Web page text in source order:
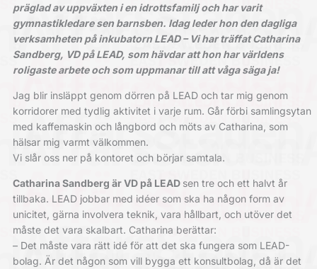
präglad av uppväxten i en idrottsfamilj och har varit
gymnastikledare sen barnsben. Idag leder hon den dagliga
verksamheten på inkubatorn LEAD – Vi har träffat Catharina
Sandberg, VD på LEAD, som hävdar att hon har världens
roligaste arbete och som uppmanar till att våga säga ja!
Jag blir insläppt genom dörren på LEAD och tar mig ­genom
korridorer med tydlig aktivitet i varje rum. Går ­förbi samlingsytan
med kaffemaskin och långbord och möts av Catharina, som
hälsar mig varmt välkommen.
Vi slår oss ner på kontoret och börjar samtala.
Catharina Sandberg är VD på LEAD sen tre och ett halvt år
tillbaka. LEAD jobbar med idéer som ska ha någon form av
unicitet, gärna involvera teknik, vara hållbart, och utöver det
måste det vara skalbart. Catharina berättar:
– Det måste vara rätt idé för att det ska fungera som LEAD-
bolag. Är det någon som vill bygga ett konsult­bolag, då är det